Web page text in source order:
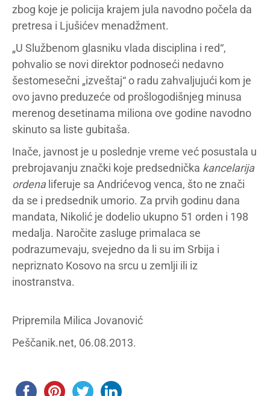
zbog koje je policija krajem jula navodno počela da
pretresa i Ljušićev menadžment.
„U Službenom glasniku vlada disciplina i red“,
pohvalio se novi direktor podnoseći nedavno
šestomesečni „izveštaj“ o radu zahvaljujući kom je
ovo javno preduzeće od prošlogodišnjeg minusa
merenog desetinama miliona ove godine navodno
skinuto sa liste gubitaša.
Inače, javnost je u poslednje vreme već posustala u
prebrojavanju znački koje predsednička kancelarija
ordenaliferuje sa Andrićevog venca, što ne znači
da se i predsednik umorio. Za prvih godinu dana
mandata, Nikolić je dodelio ukupno 51 orden i 198
medalja. Naročite zasluge primalaca se
podrazumevaju, svejedno da li su im Srbija i
nepriznato Kosovo na srcu u zemlji ili iz
inostranstva.
Pripremila Milica Jovanović
Peščanik.net, 06.08.2013.